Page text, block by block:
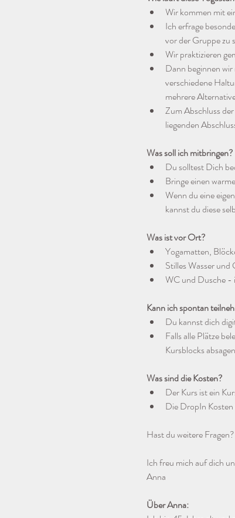
Wir kommen mit
Ich erfrage
vor der Gruppe zu
Wir praktizieren
Dann beginnen
verschiedene
mehrere
Zum Abschluss
liegenden
Was soll ich mitbringen?
Du solltest Dich
Bringe einen
Wenn du eine
kannst du diese
Was ist vor Ort?
Yogamatten,
Stilles Wasser und
WC und Dusche -
Kann ich spontan
Du kannst dich
Falls alle Plätze
Kursblocks
Was sind die Kosten?
Der Kurs ist ein
Die DropIn
Hast du weitere
Ich freu mich auf dich
Anna
Über Anna: